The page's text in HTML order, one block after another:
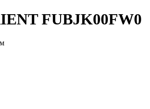
FUBJK00FW0